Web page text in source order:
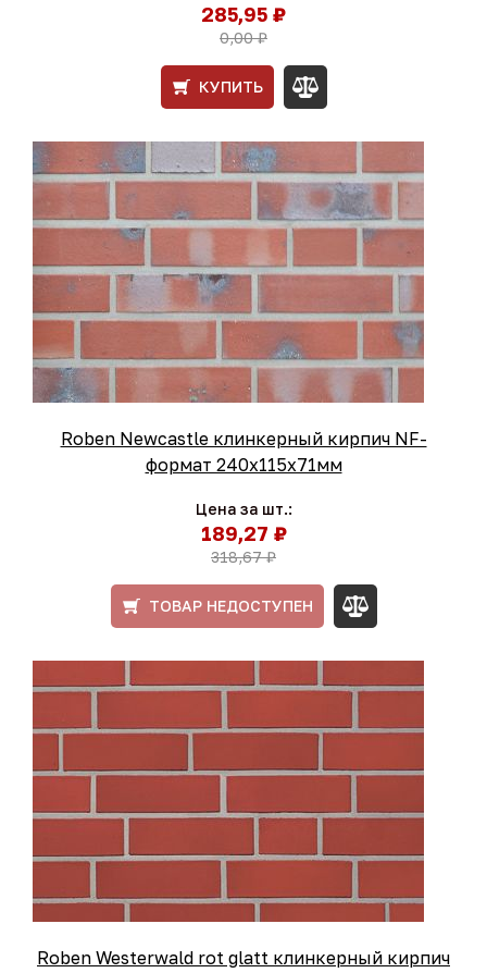
285,95 ₽
0,00 ₽
КУПИТЬ
Roben Newcastle клинкерный кирпич NF-
формат 240x115x71мм
Цена за шт.:
189,27 ₽
318,67 ₽
ТОВАР НЕДОСТУПЕН
Roben Westerwald rot glatt клинкерный кирпич